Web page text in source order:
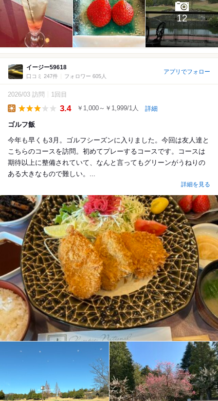
12
イージー59618
口コミ 247件 フォロワー 605人
アプリでフォロー
2026/03 訪問 1回目
3.4 ￥1,000～￥1,999/1人 詳細
ゴルフ飯
今年も早くも3月。ゴルフシーズンに入りました。今回は友人達と
こちらのコースを訪問。初めてプレーするコースです。コースは
期待以上に整備されていて、なんと言ってもグリーンがうねりの
ある大きなもので難しい。...
詳細を見る